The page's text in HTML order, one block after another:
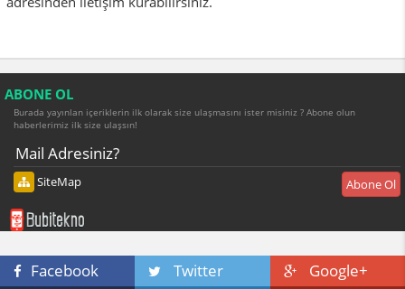
Facebook Twitter Google+
ABONE OL
Burada yayınlan içeriklerin ilk olarak size ulaşmasını ister misiniz ? Abone olun
haberlerimiz ilk size ulaşsın!
SiteMap Abone Ol